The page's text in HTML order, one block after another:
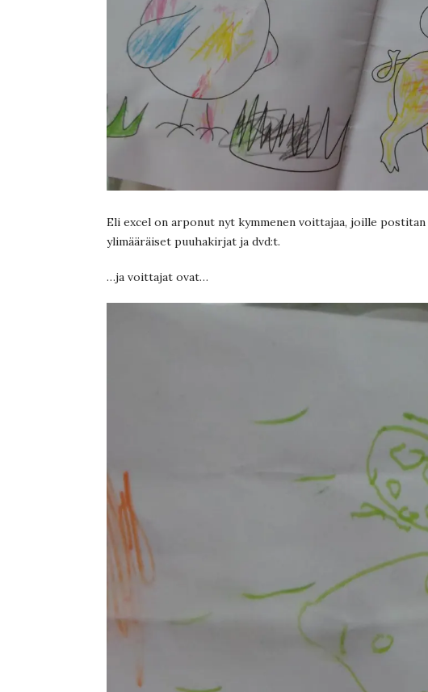
Eli excel on arponut nyt kymmenen voittajaa, joille postitan
ylimääräiset puuhakirjat ja dvd:t.
…ja voittajat ovat…